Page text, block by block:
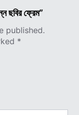
ফ্রেম”
published.
*